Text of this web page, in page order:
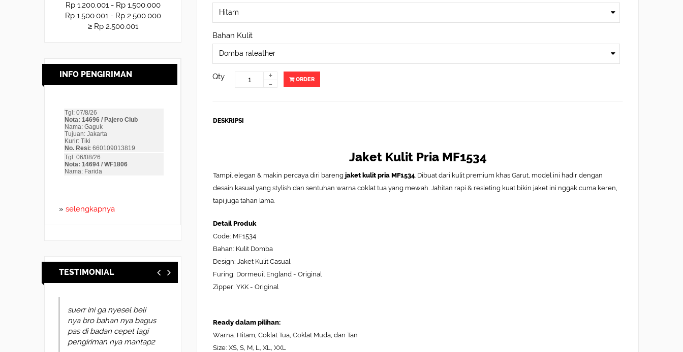
Rp 1.200.001 - Rp 1.500.000
Rp 1.500.001 - Rp 2.500.000
≥ Rp 2.500.001
INFO PENGIRIMAN
» selengkapnya
TESTIMONIAL
suerr ini ga nyesel beli
nya bro bahan nya bagus
pas di badan cepet lagi
pengiriman nya mantap2
Bahan Kulit
Qty +
- ORDER
DESKRIPSI
Jaket Kulit Pria MF1534
Tampil elegan & makin percaya diri bareng jaket kulit pria MF1534 . Dibuat dari kulit premium khas Garut, model ini hadir dengan
desain kasual yang stylish dan sentuhan warna coklat tua yang mewah. Jahitan rapi & resleting kuat bikin jaket ini nggak cuma keren,
tapi juga tahan lama.
Detail Produk
Code: MF1534
Bahan: Kulit Domba
Design: Jaket Kulit Casual
Furing: Dormeuil England - Original
Zipper: YKK - Original
Ready dalam pilihan:
Warna: Hitam, Coklat Tua, Coklat Muda, dan Tan
Size: XS, S, M, L, XL, XXL